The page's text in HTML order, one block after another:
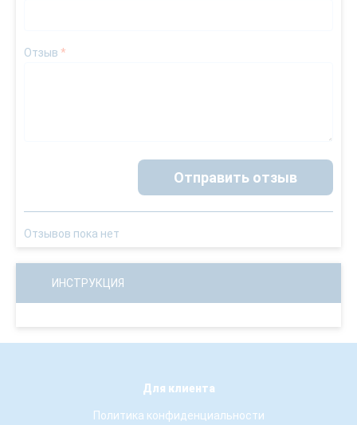
Отзыв *
Отправить отзыв
Отзывов пока нет
ИНСТРУКЦИЯ
Для клиента
Политика конфиденциальности